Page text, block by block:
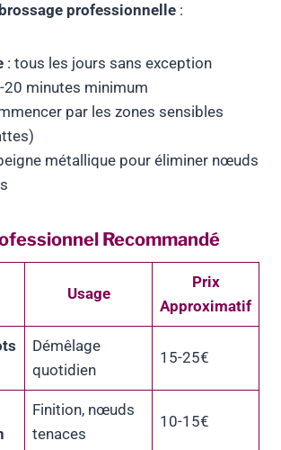
professionnelle :
: tous les jours sans exception
20 minutes minimum
par les zones sensibles
métallique pour éliminer nœuds
Recommandé
Usage
Prix
Approximatif
Démêlage
quotidien
15-25€
Finition, nœuds
tenaces
10-15€